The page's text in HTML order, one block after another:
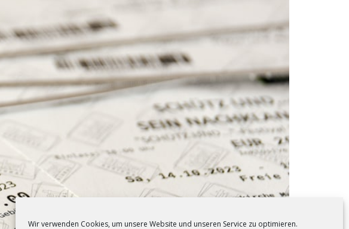
Wir verwenden Cookies, um unsere Website und unseren Service zu optimieren.